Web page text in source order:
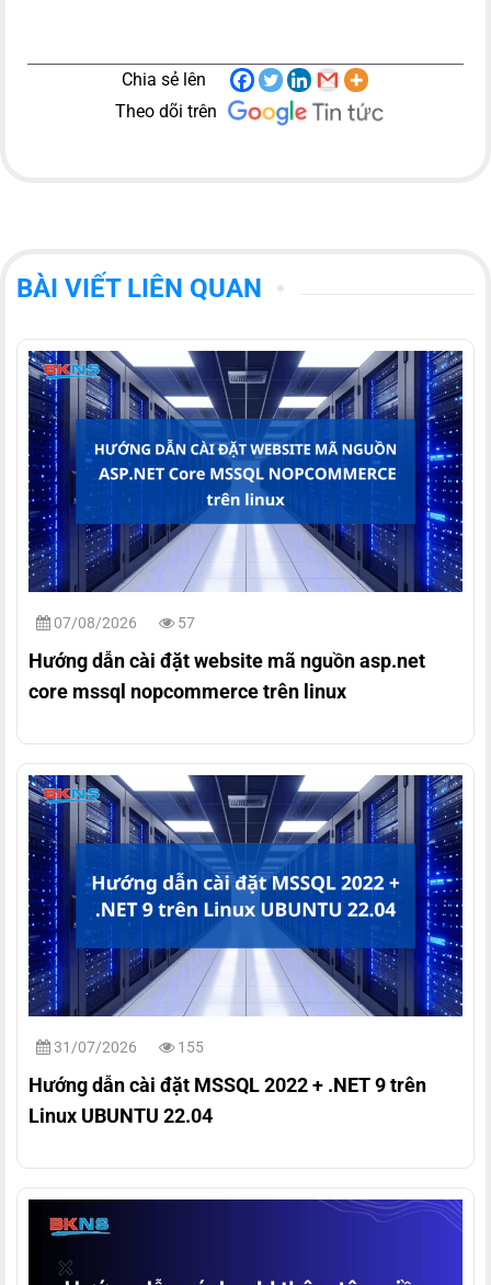
Chia sẻ lên
Theo dõi trên
BÀI VIẾT LIÊN QUAN
07/08/2026 57
Hướng dẫn cài đặt website mã nguồn asp.net
core mssql nopcommerce trên linux
31/07/2026 155
Hướng dẫn cài đặt MSSQL 2022 + .NET 9 trên
Linux UBUNTU 22.04